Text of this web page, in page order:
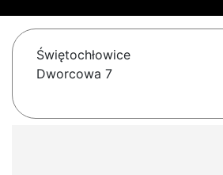
Świętochłowice
Dworcowa 7